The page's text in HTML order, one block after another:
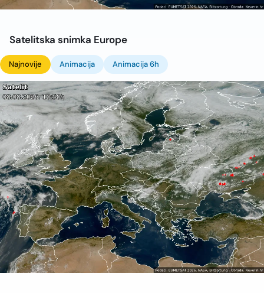
Satelitska snimka Europe
Najnovije Animacija Animacija 6h